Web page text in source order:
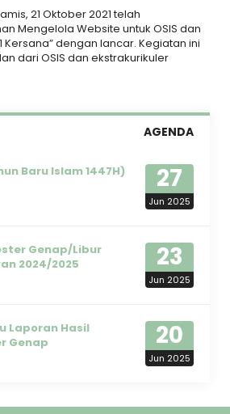
21 Oktober 2021 telah
Mengelola Website untuk OSIS dan
Kersana” dengan lancar. Kegiatan ini
dari OSIS dan ekstrakurikuler
AGENDA
27
Jun 2025
Baru Islam 1447H)
23
Jun 2025
Genap/Libur
2024/2025
20
Jun 2025
Laporan Hasil
Genap